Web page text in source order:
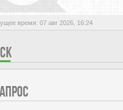
время: 07 авг 2026, 16:24